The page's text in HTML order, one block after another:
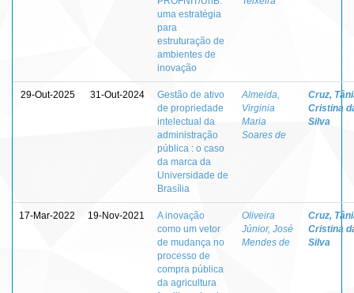
uma estratégia
para
estruturação de
ambientes de
inovação
29-Out-2025 31-Out-2024
Gestão de ativo
de propriedade
intelectual da
administração
pública : o caso
da marca da
Universidade de
Brasília
Almeida,
Virginia
Maria
Soares de
Cruz,
Cristina
Silva
17-Mar-2022 19-Nov-2021
A inovação
como um vetor
de mudança no
processo de
compra pública
da agricultura
Oliveira
Júnior, José
Mendes de
Cruz,
Cristina
Silva